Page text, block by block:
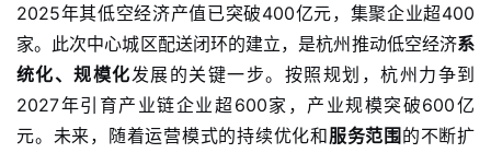
2025年其低空经济产值已突破400亿元，集聚企业超400
家。此次中心城区配送闭环的建立，是杭州推动低空经济系
统化、规模化发展的关键一步。按照规划，杭州力争到
2027年引育产业链企业超600家，产业规模突破600亿
元。未来，随着运营模式的持续优化和服务范围的不断扩